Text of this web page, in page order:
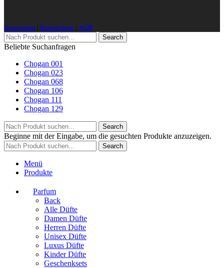
Impressum Datenschutz
AGB
Search
Beliebte Suchanfragen
Chogan 001
Chogan 023
Chogan 068
Chogan 106
Chogan 111
Chogan 129
Search
Beginne mit der Eingabe, um die gesuchten Produkte anzuzeigen.
Search
Menü
Produkte
Parfum
Back
Alle Düfte
Damen Düfte
Herren Düfte
Unisex Düfte
Luxus Düfte
Kinder Düfte
Geschenksets